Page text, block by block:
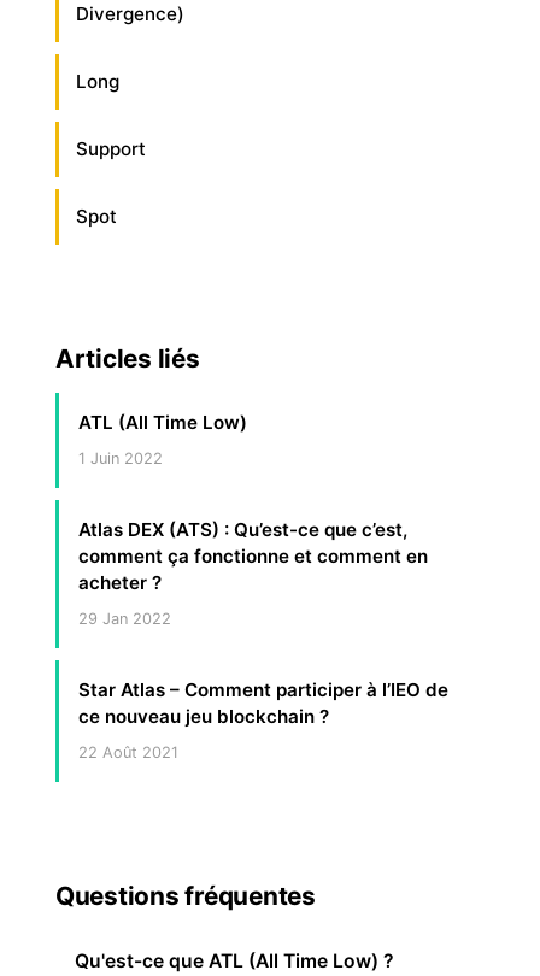
Divergence)
Long
Support
Spot
Articles liés
ATL (All Time Low)
1 Juin 2022
Atlas DEX (ATS) : Qu’est-ce que c’est,
comment ça fonctionne et comment en
acheter ?
29 Jan 2022
Star Atlas – Comment participer à l’IEO de
ce nouveau jeu blockchain ?
22 Août 2021
Questions fréquentes
Qu'est-ce que ATL (All Time Low) ?